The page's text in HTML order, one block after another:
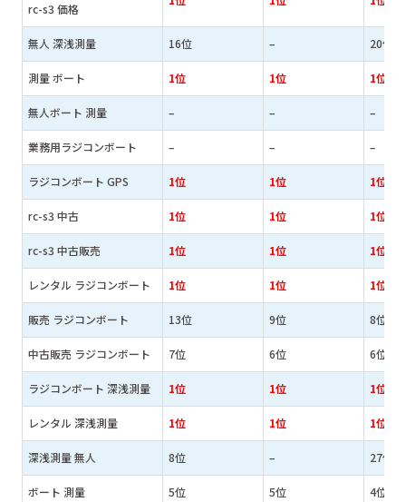
rc-s3 価格
無人 深浅測量 16位 – 20位
測量 ボート 1位 1位 1位
無人ボート 測量 – – –
業務用ラジコンボート – – –
ラジコンボート GPS 1位 1位 1位
rc-s3 中古 1位 1位 1位
rc-s3 中古販売 1位 1位 1位
レンタル ラジコンボート 1位 1位 1位
販売 ラジコンボート 13位 9位 8位
中古販売 ラジコンボート 7位 6位 6位
ラジコンボート 深浅測量 1位 1位 1位
レンタル 深浅測量 1位 1位 1位
深浅測量 無人 8位 – 27位
ボート 測量 5位 5位 4位